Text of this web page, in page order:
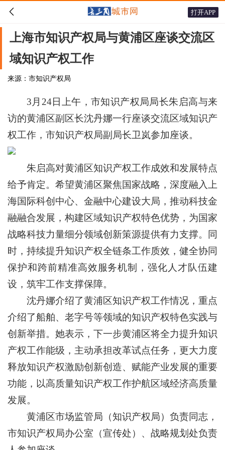
 打开APP
上海市知识产权局与黄浦区座谈交流区
域知识产权工作
来源：市知识产权局
3月24日上午，市知识产权局局长朱启高与来
访的黄浦区副区长沈丹娜一行座谈交流区域知识产
权工作，市知识产权局副局长卫岚参加座谈。
朱启高对黄浦区知识产权工作成效和发展特点
给予肯定。希望黄浦区聚焦国家战略，深度融入上
海国际科创中心、金融中心建设大局，推动科技金
融融合发展，构建区域知识产权特色优势，为国家
战略科技力量细分领域创新策源提供有力支撑。同
时，持续提升知识产权全链条工作质效，健全协同
保护和跨前精准高效服务机制，强化人才队伍建
设，筑牢工作支撑保障。
沈丹娜介绍了黄浦区知识产权工作情况，重点
介绍了船舶、老字号等领域的知识产权特色实践与
创新举措。她表示，下一步黄浦区将全力提升知识
产权工作能级，主动承担改革试点任务，更大力度
释放知识产权激励创新创造、赋能产业发展的重要
功能，以高质量知识产权工作护航区域经济高质量
发展。
黄浦区市场监管局（知识产权局）负责同志，
市知识产权局办公室（宣传处）、战略规划处负责